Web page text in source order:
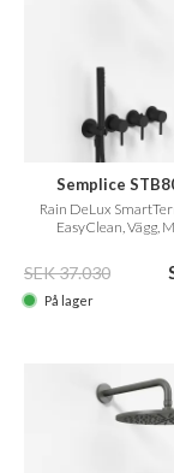
Semplice
Rain DeLux
EasyClean, Vägg,
SEK 37.030
På lager